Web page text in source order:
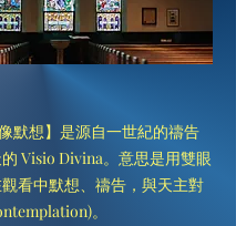
默想】是源自一世紀的禱告
Visio Divina。意思是用雙眼
看中默想、禱告，與天主對
。